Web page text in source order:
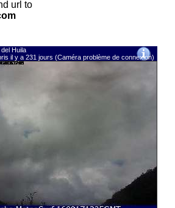
url to
Huila
il y a 231 jours (Caméra problème de connexion)